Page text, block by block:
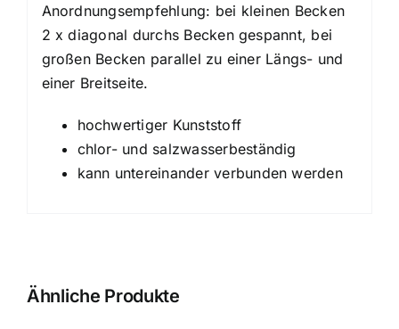
Anordnungsempfehlung: bei kleinen Becken
2 x diagonal durchs Becken gespannt, bei
großen Becken parallel zu einer Längs- und
einer Breitseite.
hochwertiger Kunststoff
chlor- und salzwasserbeständig
kann untereinander verbunden werden
Ähnliche Produkte